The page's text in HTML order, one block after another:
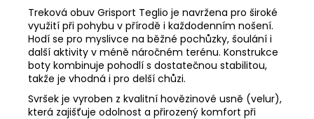
Treková obuv Grisport Teglio je navržena pro široké
využití při pohybu v přírodě i každodenním nošení.
Hodí se pro myslivce na běžné pochůzky, šoulání i
další aktivity v méně náročném terénu. Konstrukce
boty kombinuje pohodlí s dostatečnou stabilitou,
takže je vhodná i pro delší chůzi.
Svršek je vyroben z kvalitní hovězinové usně (velur),
která zajišťuje odolnost a přirozený komfort při